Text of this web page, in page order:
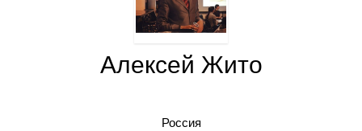
Алексей Жито
Россия